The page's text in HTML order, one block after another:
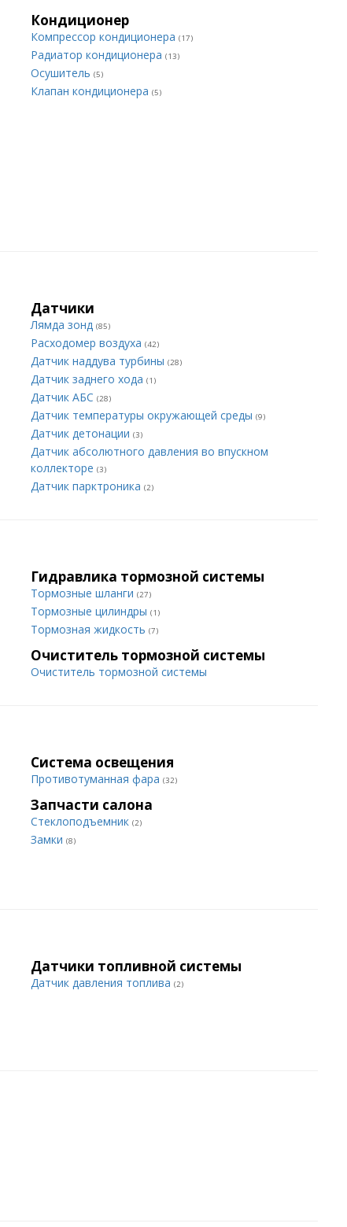
Кондиционер
Компрессор кондиционера (17)
Радиатор кондиционера (13)
Осушитель (5)
Клапан кондиционера (5)
Датчики
Лямда зонд (85)
Расходомер воздуха (42)
Датчик наддува турбины (28)
Датчик заднего хода (1)
Датчик АБС (28)
Датчик температуры окружающей среды (9)
Датчик детонации (3)
Датчик абсолютного давления во впускном
коллекторе (3)
Датчик парктроника (2)
Гидравлика тормозной системы
Тормозные шланги (27)
Тормозные цилиндры (1)
Тормозная жидкость (7)
Очиститель тормозной системы
Очиститель тормозной системы
Система освещения
Противотуманная фара (32)
Запчасти салона
Стеклоподъемник (2)
Замки (8)
Датчики топливной системы
Датчик давления топлива (2)